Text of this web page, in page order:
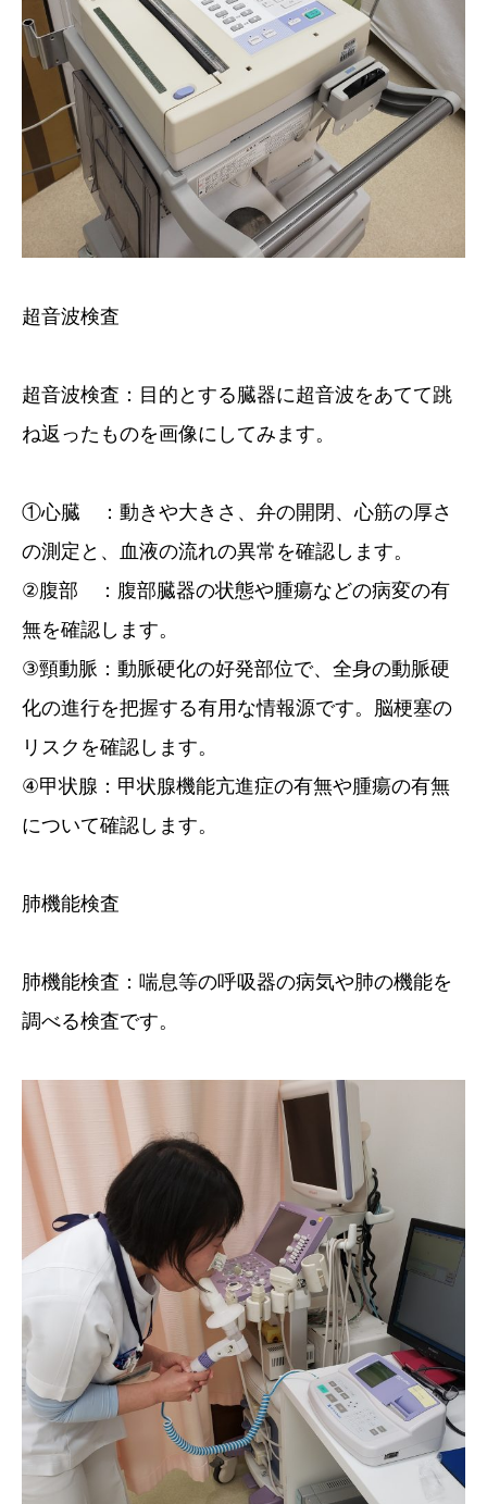
超音波検査
超音波検査：目的とする臓器に超音波をあてて跳
ね返ったものを画像にしてみます。
①心臓 ：動きや大きさ、弁の開閉、心筋の厚さ
の測定と、血液の流れの異常を確認します。
②腹部 ：腹部臓器の状態や腫瘍などの病変の有
無を確認します。
③頸動脈：動脈硬化の好発部位で、全身の動脈硬
化の進行を把握する有用な情報源です。脳梗塞の
リスクを確認します。
④甲状腺：甲状腺機能亢進症の有無や腫瘍の有無
について確認します。
肺機能検査
肺機能検査：喘息等の呼吸器の病気や肺の機能を
調べる検査です。